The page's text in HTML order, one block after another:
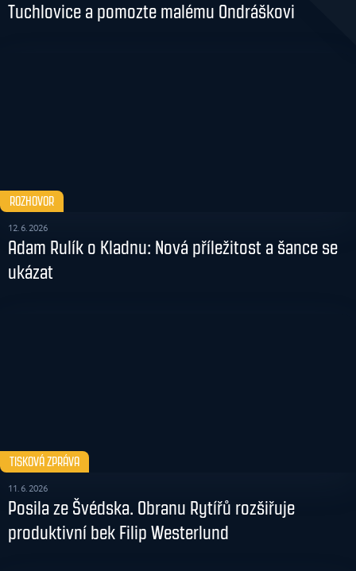
Tuchlovice a pomozte malému Ondráškovi
ROZHOVOR
12. 6. 2026
Adam Rulík o Kladnu: Nová příležitost a šance se
ukázat
TISKOVÁ ZPRÁVA
11. 6. 2026
Posila ze Švédska. Obranu Rytířů rozšiřuje
produktivní bek Filip Westerlund